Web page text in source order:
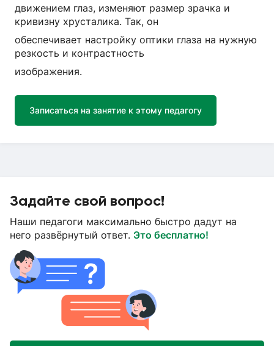
движением глаз, изменяют размер зрачка и
кривизну хрусталика. Так, он
обеспечивает настройку оптики глаза на нужную
резкость и контрастность
изображения.
Записаться на занятие к этому педагогу
Задайте свой вопрос!
Наши педагоги максимально быстро дадут на
него развёрнутый ответ. Это бесплатно!